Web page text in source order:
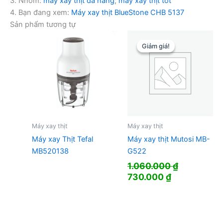
4. Bạn đang xem: Máy xay thịt BlueStone CHB 5137
Sản phẩm tương tự
Máy xay thịt
Máy xay Thịt Tefal
MB520138
Giảm giá!
Giảm giá!
Máy xay thịt
Máy xay thịt Mutosi MB-
G522
1.060.000₫
Giá
730.000₫Giá